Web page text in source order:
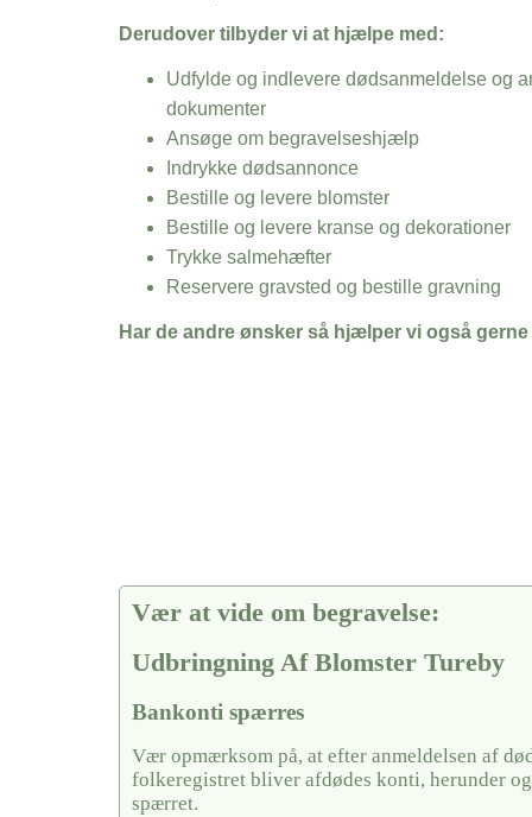
Derudover tilbyder vi at hjælpe med:
Udfylde og indlevere dødsanmeldelse og
dokumenter
Ansøge om begravelseshjælp
Indrykke dødsannonce
Bestille og levere blomster
Bestille og levere kranse og dekorationer
Trykke salmehæfter
Reservere gravsted og bestille gravning
Har de andre ønsker så hjælper vi også gerne
Vær at vide om begravelse:
Udbringning Af Blomster Tureby
Bankonti spærres
Vær opmærksom på, at efter anmeldelsen af
folkeregistret bliver afdødes konti, herunder
spærret.